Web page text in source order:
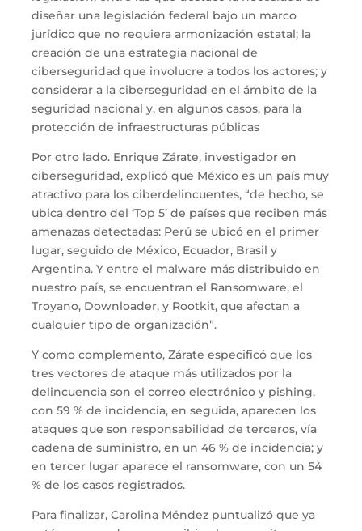
diseñar una legislación federal bajo un marco
jurídico que no requiera armonización estatal; la
creación de una estrategia nacional de
ciberseguridad que involucre a todos los actores; y
considerar a la ciberseguridad en el ámbito de la
seguridad nacional y, en algunos casos, para la
protección de infraestructuras públicas
Por otro lado. Enrique Zárate, investigador en
ciberseguridad, explicó que México es un país muy
atractivo para los ciberdelincuentes, “de hecho, se
ubica dentro del ‘Top 5’ de países que reciben más
amenazas detectadas: Perú se ubicó en el primer
lugar, seguido de México, Ecuador, Brasil y
Argentina. Y entre el malware más distribuido en
nuestro país, se encuentran el Ransomware, el
Troyano, Downloader, y Rootkit, que afectan a
cualquier tipo de organización”.
Y como complemento, Zárate especificó que los
tres vectores de ataque más utilizados por la
delincuencia son el correo electrónico y pishing,
con 59 % de incidencia, en seguida, aparecen los
ataques que son responsabilidad de terceros, vía
cadena de suministro, en un 46 % de incidencia; y
en tercer lugar aparece el ransomware, con un 54
% de los casos registrados.
Para finalizar, Carolina Méndez puntualizó que ya